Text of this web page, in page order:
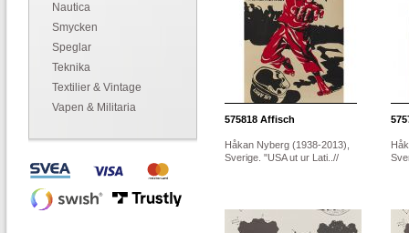
Nautica
Smycken
Speglar
Teknika
Textilier & Vintage
Vapen & Militaria
575818 Affisch
Håkan Nyberg (1938-2013),
Sverige. "USA ut ur Lati..//